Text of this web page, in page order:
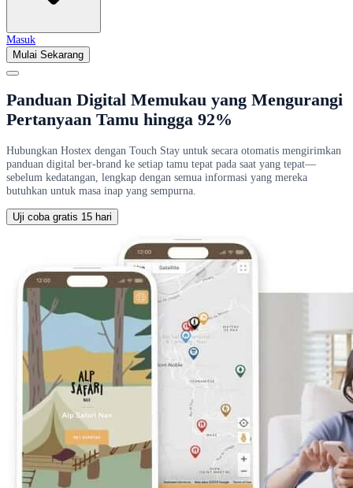
Masuk
Mulai Sekarang
Panduan Digital Memukau yang Mengurangi
Pertanyaan Tamu hingga 92%
Hubungkan Hostex dengan Touch Stay untuk secara otomatis mengirimkan
panduan digital ber-brand ke setiap tamu tepat pada saat yang tepat—
sebelum kedatangan, lengkap dengan semua informasi yang mereka
butuhkan untuk masa inap yang sempurna.
Uji coba gratis 15 hari